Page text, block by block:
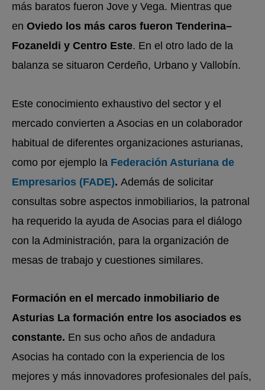
más baratos fueron Jove y Vega. Mientras que
en Oviedo los más caros fueron Tenderina–
Fozaneldi y Centro Este. En el otro lado de la
balanza se situaron Cerdeño, Urbano y Vallobín.
Este conocimiento exhaustivo del sector y el
mercado convierten a Asocias en un colaborador
habitual de diferentes organizaciones asturianas,
como por ejemplo la Federación Asturiana de
Empresarios (FADE). Además de solicitar
consultas sobre aspectos inmobiliarios, la patronal
ha requerido la ayuda de Asocias para el diálogo
con la Administración, para la organización de
mesas de trabajo y cuestiones similares.
Formación en el mercado inmobiliario de
Asturias La formación entre los asociados es
constante. En sus ocho años de andadura
Asocias ha contado con la experiencia de los
mejores y más innovadores profesionales del país,